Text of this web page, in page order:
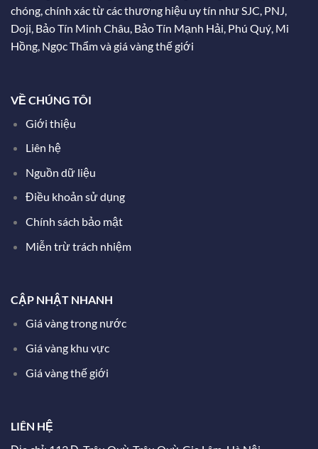
chóng, chính xác từ các thương hiệu uy tín như SJC, PNJ,
Doji, Bảo Tín Minh Châu, Bảo Tín Mạnh Hải, Phú Quý, Mi
Hồng, Ngọc Thẩm và giá vàng thế giới
VỀ CHÚNG TÔI
Giới thiệu
Liên hệ
Nguồn dữ liệu
Điều khoản sử dụng
Chính sách bảo mật
Miễn trừ trách nhiệm
CẬP NHẬT NHANH
Giá vàng trong nước
Giá vàng khu vực
Giá vàng thế giới
LIÊN HỆ